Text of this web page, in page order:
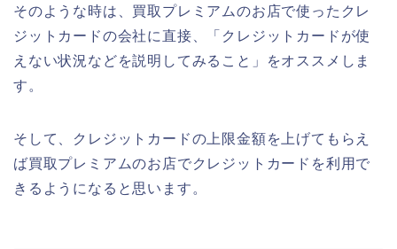
そのような時は、買取プレミアムのお店で使ったクレ
ジットカードの会社に直接、「クレジットカードが使
えない状況などを説明してみること」をオススメしま
す。
そして、クレジットカードの上限金額を上げてもらえ
ば買取プレミアムのお店でクレジットカードを利用で
きるようになると思います。